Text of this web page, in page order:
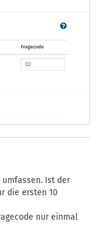
umfassen. Ist der
die ersten 10
nur einmal